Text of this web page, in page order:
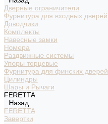
Дверные ограничители
Фурнитура для входных дверей
Доводчики
Комплекты
Навесные замки
Номера
Раздвижные системы
Упоры торцевые
Фурнитура для финских дверей
Цилиндры
Шары и Рычаги
FERETTA
Назад
FERETTA
Завертки